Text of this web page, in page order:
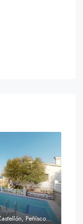
C. Guatemala, 6, 12598 Peñíscola, Castellón, Peñíscola, Communauté valencienne